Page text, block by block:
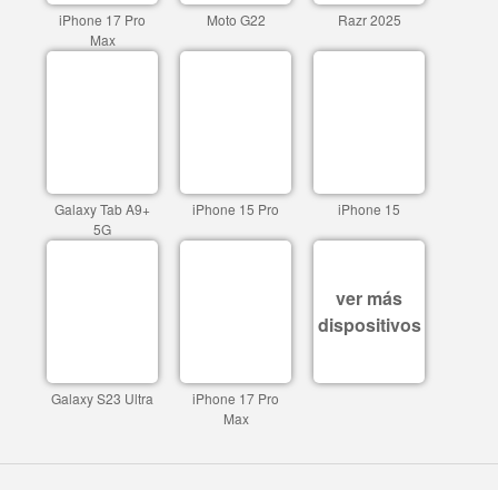
iPhone 17 Pro
Max
Moto G22 Razr 2025
Galaxy Tab A9+
5G
iPhone 15 Pro iPhone 15
Galaxy S23 Ultra
iPhone 17 Pro
Max
ver más
dispositivos